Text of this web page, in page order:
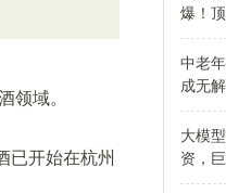
领域。
开始在杭州
爆！
中老
成无
大模
资，